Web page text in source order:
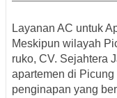
Layanan AC untuk
Meskipun wilayah
ruko, CV. Sejahtera
apartemen di Picung
penginapan yang